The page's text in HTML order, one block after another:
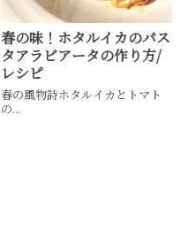
春の味！ホタルイカのパス
タアラビアータの作り方/
レシピ
春の風物詩ホタルイカとトマト
の...